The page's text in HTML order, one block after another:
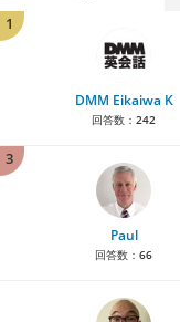
1
DMM Eikaiwa K
回答数： 242
3
Paul
回答数： 66